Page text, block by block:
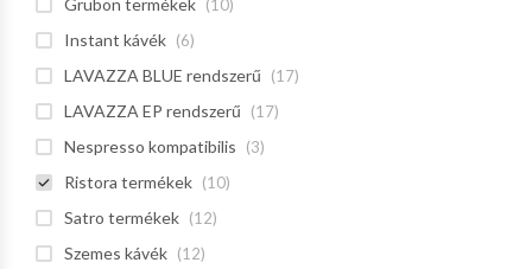
Grubon termékek (10)
Instant kávék (6)
LAVAZZA BLUE rendszerű (17)
LAVAZZA EP rendszerű (17)
Nespresso kompatibilis (3)
Ristora termékek (10)
Satro termékek (12)
Szemes kávék (12)